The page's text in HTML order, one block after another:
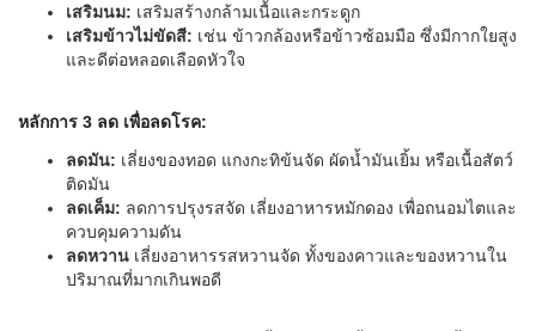
เสริมนม: เสริมสร้างกล้ามเนื้อและกระดูก
เสริมข้าวไม่ขัดสี: เช่น ข้าวกล้องหรือข้าวซ้อมมือ ซึ่งมีกากใยสูง
และดีต่อหลอดเลือดหัวใจ
หลักการ 3 ลด เพื่อลดโรค:
ลดมัน: เลี่ยงของทอด แกงกะทิข้นจัด ผัดน้ำมันเยิ้ม หรือเนื้อสัตว์
ติดมัน
ลดเค็ม: ลดการปรุงรสจัด เลี่ยงอาหารหมักดอง เพื่อถนอมไตและ
ควบคุมความดัน
ลดหวาน เลี่ยงอาหารรสหวานจัด ทั้งของคาวและของหวานใน
ปริมาณที่มากเกินพอดี